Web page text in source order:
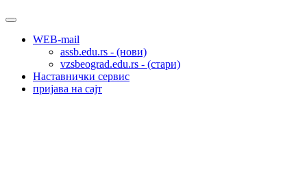
WEB-mail
assb.edu.rs - (нови)
vzsbeograd.edu.rs - (стари)
Наставнички сервис
пријава на сајт